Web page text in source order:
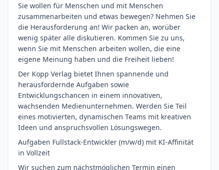
Sie wollen für Menschen und mit Menschen
zusammenarbeiten und etwas bewegen? Nehmen Sie
die Herausforderung an! Wir packen an, worüber
wenig später alle diskutieren. Kommen Sie zu uns,
wenn Sie mit Menschen arbeiten wollen, die eine
eigene Meinung haben und die Freiheit lieben!
Der Kopp Verlag bietet Ihnen spannende und
herausfordernde Aufgaben sowie
Entwicklungschancen in einem innovativen,
wachsenden Medienunternehmen. Werden Sie Teil
eines motivierten, dynamischen Teams mit kreativen
Ideen und anspruchsvollen Lösungswegen.
Aufgaben Fullstack-Entwickler (m/w/d) mit KI-Affinität
in Vollzeit
Wir suchen zum nächstmöglichen Termin einen